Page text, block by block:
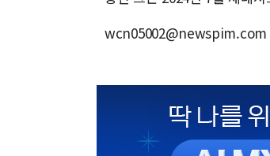
wcn05002@newspim.com